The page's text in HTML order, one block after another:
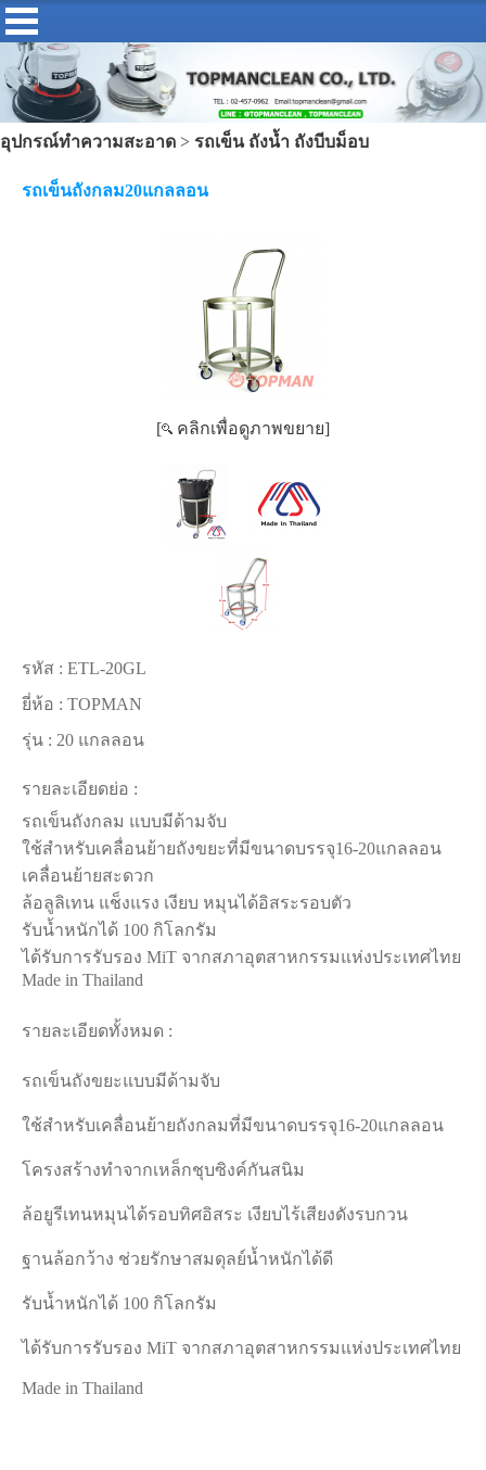
อุปกรณ์ทำความสะอาด > รถเข็น ถังน้ำ ถังบีบม็อบ
รถเข็นถังกลม20แกลลอน
[ คลิกเพื่อดูภาพขยาย]
รหัส : ETL-20GL
ยี่ห้อ : TOPMAN
รุ่น : 20 แกลลอน
รายละเอียดย่อ :
รถเข็นถังกลม แบบมีด้ามจับ
ใช้สำหรับเคลื่อนย้ายถังขยะที่มีขนาดบรรจุ16-20แกลลอน
เคลื่อนย้ายสะดวก
ล้อลูลิเทน แช็งแรง เงียบ หมุนได้อิสระรอบตัว
รับน้ำหนักได้ 100 กิโลกรัม
ได้รับการรับรอง MiT จากสภาอุตสาหกรรมแห่งประเทศไทย
Made in Thailand
รายละเอียดทั้งหมด :
รถเข็นถังขยะแบบมีด้ามจับ
ใช้สำหรับเคลื่อนย้ายถังกลมที่มีขนาดบรรจุ16-20แกลลอน
โครงสร้างทำจากเหล็กชุบซิงค์กันสนิม
ล้อยูรีเทนหมุนได้รอบทิศอิสระ เงียบไร้เสียงดังรบกวน
ฐานล้อกว้าง ช่วยรักษาสมดุลย์น้ำหนักได้ดี
รับน้ำหนักได้ 100 กิโลกรัม
ได้รับการรับรอง MiT จากสภาอุตสาหกรรมแห่งประเทศไทย
Made in Thailand